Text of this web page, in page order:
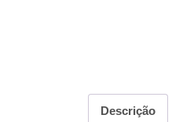
Descrição